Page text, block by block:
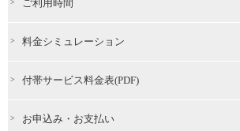
ご利用時間
料金シミュレーション
付帯サービス料金表(PDF)
お申込み・お支払い